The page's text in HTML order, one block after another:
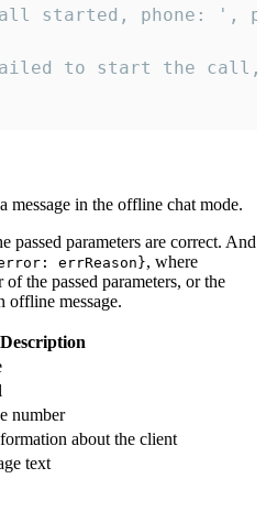
started, phone: ',
to start the
message in the offline chat mode.
passed parameters are correct. And
errReason}, where
the passed parameters, or the
offline message.
Description
number
about the client
text